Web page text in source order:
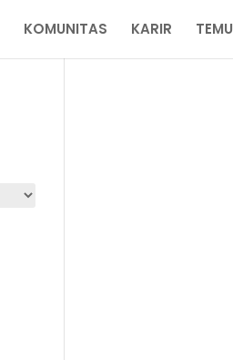
KOMUNITAS KARIR